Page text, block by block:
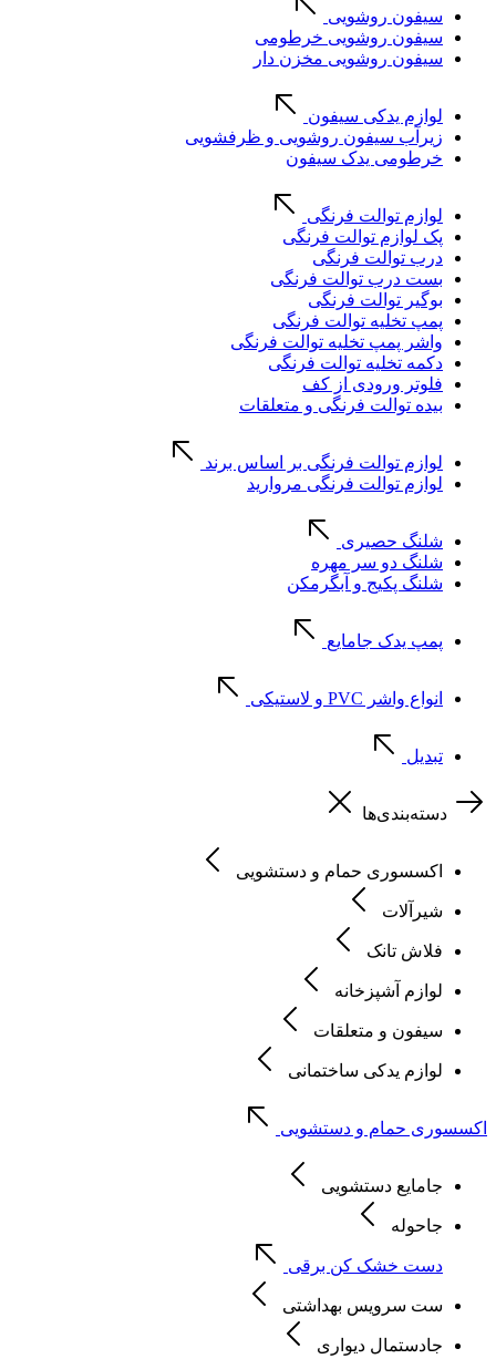
سیفون روشویی
سیفون روشویی خرطومی
سیفون روشویی مخزن دار
لوازم یدکی سیفون
زیرآب سیفون روشویی و ظرفشویی
خرطومی یدک سیفون
لوازم توالت فرنگی
پک لوازم توالت فرنگی
درب توالت فرنگی
بست درب توالت فرنگی
بوگیر توالت فرنگی
پمپ تخلیه توالت فرنگی
واشر پمپ تخلیه توالت فرنگی
دکمه تخلیه توالت فرنگی
فلوتر ورودی از کف
بیده توالت فرنگی و متعلقات
لوازم توالت فرنگی بر اساس برند
لوازم توالت فرنگی مروارید
شلنگ حصیری
شلنگ دو سر مهره
شلنگ پکیج و آبگرمکن
پمپ یدک جامایع
انواع واشر PVC و لاستیکی
تبدیل
دسته‌بندی‌ها
اکسسوری حمام و دستشویی
شیرآلات
فلاش تانک
لوازم آشپزخانه
سیفون و متعلقات
لوازم یدکی ساختمانی
اکسسوری حمام و دستشویی
جامایع دستشویی
جاحوله
دست خشک کن برقی
ست سرویس بهداشتی
جادستمال دیواری